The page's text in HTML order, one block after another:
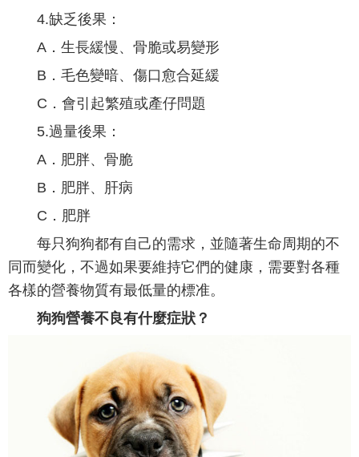
4.缺乏後果：
A．生長緩慢、骨脆或易變形
B．毛色變暗、傷口愈合延緩
C．會引起繁殖或產仔問題
5.過量後果：
A．肥胖、骨脆
B．肥胖、肝病
C．肥胖
每只狗狗都有自己的需求，並隨著生命周期的不
同而變化，不過如果要維持它們的健康，需要對各種
各樣的營養物質有最低量的標准。
狗狗營養不良有什麼症狀？